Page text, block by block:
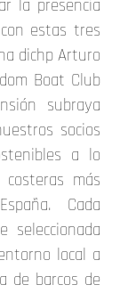
la presencia
estas tres
dichp Arturo
Boat Club
subraya
socios
a lo
más
Cada
seleccionada
local a
de barcos de